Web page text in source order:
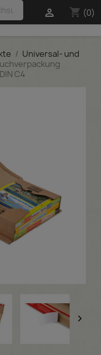
shopping_cart (0)

Universal- und
C4
